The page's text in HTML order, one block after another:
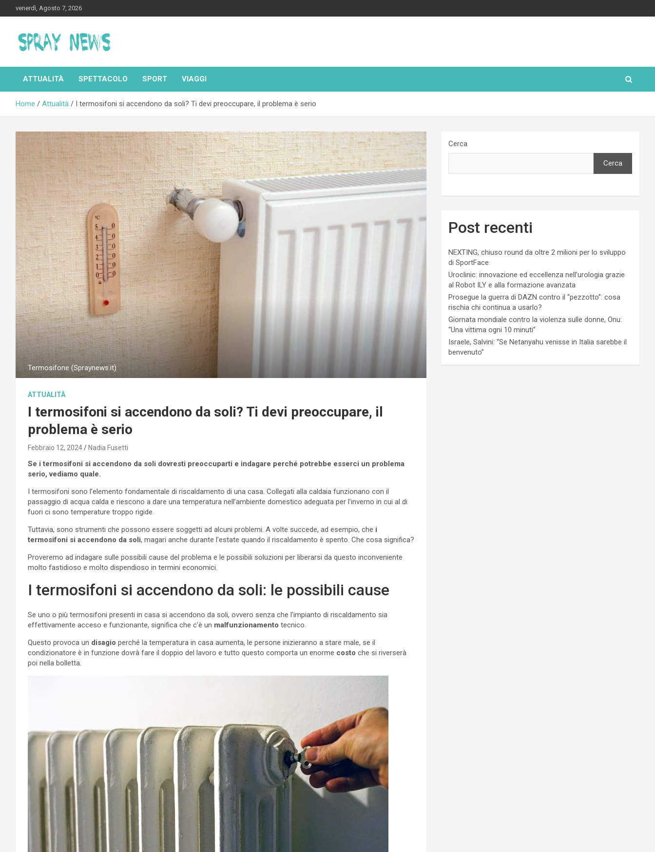
to
venerdì, Agosto 7, 2026
Spraynews.it
ATTUALITÀ SPETTACOLO SPORT VIAGGI
Home Attualità I termosifoni si accendono da soli? Ti devi preoccupare, il problema è serio
Termosifone (Spraynews.it)
ATTUALITÀ
I termosifoni si accendono da soli? Ti devi preoccupare, il
problema è serio
Febbraio 12, 2024 Nadia Fusetti
Se i termosifoni si accendono da soli dovresti preoccuparti e indagare perché potrebbe esserci un problema
serio, vediamo quale.
I termosifoni sono l’elemento fondamentale di riscaldamento di una casa. Collegati alla caldaia funzionano con il
passaggio di acqua calda e riescono a dare una temperatura nell’ambiente domestico adeguata per l’inverno in cui al di
fuori ci sono temperature troppo rigide.
Tuttavia, sono strumenti che possono essere soggetti ad alcuni problemi. A volte succede, ad esempio, che i
termosifoni si accendono da soli, magari anche durante l’estate quando il riscaldamento è spento. Che cosa significa?
Proveremo ad indagare sulle possibili cause del problema e le possibili soluzioni per liberarsi da questo inconveniente
molto fastidioso e molto dispendioso in termini economici.
I termosifoni si accendono da soli: le possibili cause
Se uno o più termosifoni presenti in casa si accendono da soli, ovvero senza che l’impianto di riscaldamento sia
effettivamente acceso e funzionante, significa che c’è un malfunzionamento tecnico.
Questo provoca un disagio perché la temperatura in casa aumenta, le persone inizieranno a stare male, se il
condizionatore è in funzione dovrà fare il doppio del lavoro e tutto questo comporta un enorme costo che si riverserà
poi nella bolletta.
Cerca
Cerca
Post recenti
NEXTING, chiuso round da oltre 2 milioni per lo sviluppo
di SportFace
Uroclinic: innovazione ed eccellenza nell’urologia grazie
al Robot ILY e alla formazione avanzata
Prosegue la guerra di DAZN contro il “pezzotto”: cosa
rischia chi continua a usarlo?
Giornata mondiale contro la violenza sulle donne, Onu:
“Una vittima ogni 10 minuti”
Israele, Salvini: “Se Netanyahu venisse in Italia sarebbe il
benvenuto”